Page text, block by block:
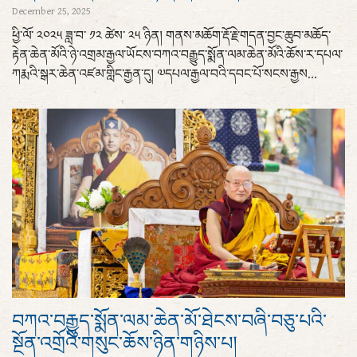
December 25, 2025
ཕྱི་ལོ་ ༢༠༢༥ ཟླ་བ་ ༡༢ ཚེས་ ༢༥ ཉིན། གནས་མཆོག་རྡོ་རྗེ་གདན་བྱང་ཆུབ་མཆོད་
རྟེན་ཆེན་མོའི་ཉེ་འགྲམ་རྒྱལ་ཡོངས་བཀའ་བརྒྱུད་སྨོན་ལམ་ཆེན་མོའི་ཆོས་ར་དཔལ་
ཀརྨའི་སྒར་ཆེན་འཛམ་གླིང་རྒྱན་དུ། ༧དཔལ་རྒྱལ་བའི་དབང་པོ་སངས་རྒྱས...
བཀའ་བརྒྱུད་སྨོན་ལམ་ཆེན་མོ་ཐེངས་བཞི་བཅུ་པའི་
སྔོན་འགྲོའི་གསུང་ཆོས་ཉིན་གཉིས་པ།